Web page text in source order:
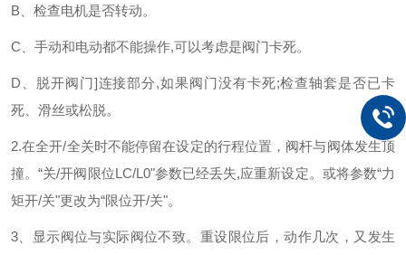
B、检查电机是否转动。
C、手动和电动都不能操作,可以考虑是阀门卡死。
D、脱开阀门]连接部分,如果阀门没有卡死;检查轴套是否已卡
死、滑丝或松脱。
2.在全开/全关时不能停留在设定的行程位置，阀杆与阀体发生顶
撞。“关/开阀限位LC/L0"参数已经丢失,应重新设定。或将参数“力
矩开/关"更改为“限位开/关"。
3、显示阀位与实际阀位不致。重设限位后，动作几次，又发生